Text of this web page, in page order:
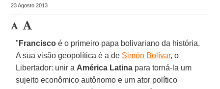
23 Agosto 2013
" Francisco é o primeiro papa bolivariano da história.
A sua visão geopolítica é a de Simón Bolívar, o
Libertador: unir a América Latina para torná-la um
sujeito econômico autônomo e um ator político